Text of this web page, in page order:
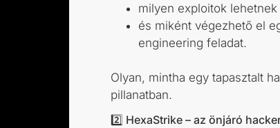
milyen exploitok lehetnek
és miként végezhető el
engineering feladat.
Olyan, mintha egy tapasztalt
pillanatban.
2️⃣ HexaStrike – az önjáró